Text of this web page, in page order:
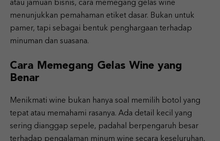
atau jamuan bisnis, cara memegang gelas wine
menunjukkan pemahaman etiket dasar. Bukan untuk
pamer, tapi sebagai bentuk penghargaan terhadap
minuman dan suasana.
Cara Memegang Gelas Wine yang
Benar
Menikmati wine bukan hanya soal memilih botol yang
tepat atau memahami rasanya. Ada detail kecil yang
sering dianggap sepele, padahal berpengaruh besar
terhadap pengalaman minum wine secara keseluruhan,